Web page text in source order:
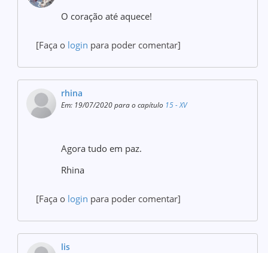
O coração até aquece!
[Faça o login para poder comentar]
rhina
Em: 19/07/2020 para o capítulo 15 - XV
Agora tudo em paz.
Rhina
[Faça o login para poder comentar]
lis